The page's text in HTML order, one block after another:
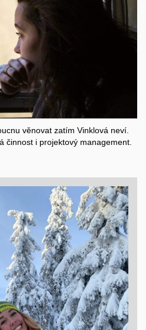
věnovat zatím Vinklová neví.
činnost i projektový management.